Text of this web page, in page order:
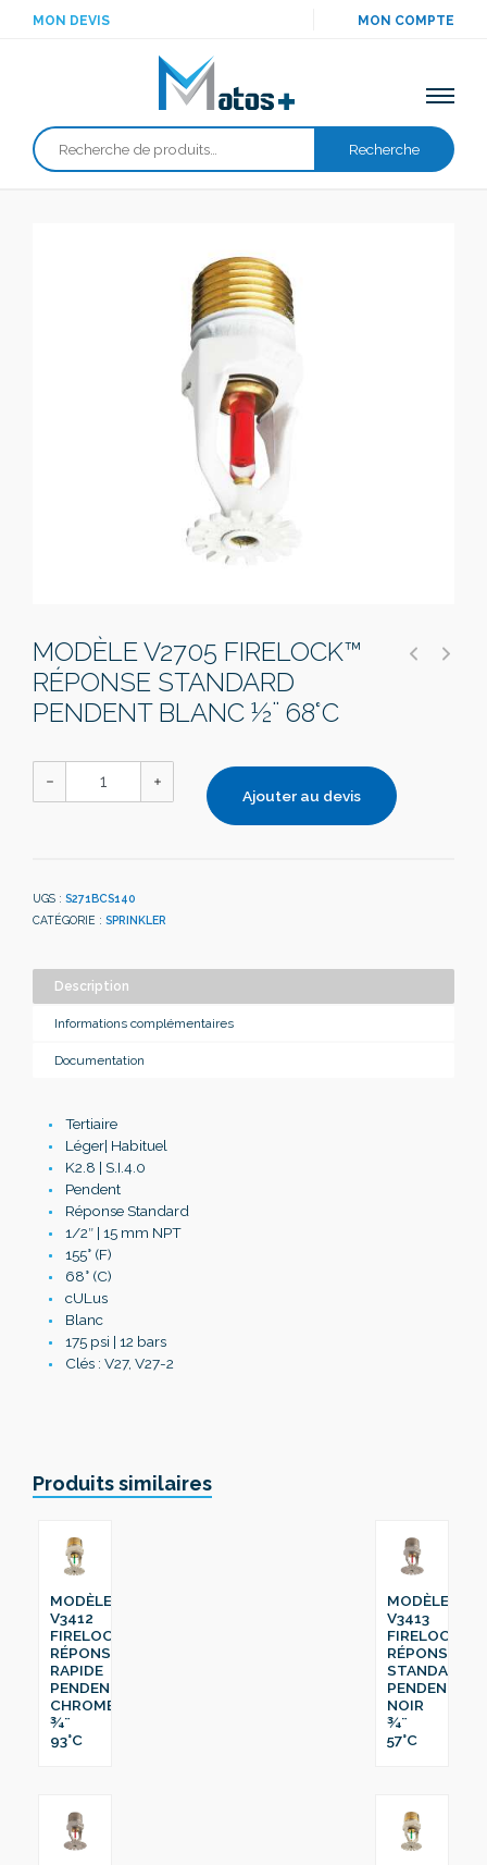
MON DEVIS MON COMPTE
Recherche
Recherche
MODÈLE V2705 FIRELOCK™
RÉPONSE STANDARD
PENDENT BLANC ½¨ 68°C
Ajouter au devis
UGS : S271BCS140
CATÉGORIE : SPRINKLER
Description
Informations complémentaires
Documentation
Tertiaire
Léger| Habituel
K2.8 | S.I.4.0
Pendent
Réponse Standard
1/2″ | 15 mm NPT
155° (F)
68° (C)
cULus
Blanc
175 psi | 12 bars
Clés : V27, V27-2
Produits similaires
MODÈLE
V3412
FIRELOCK™
RÉPONSE
RAPIDE
PENDENT
CHROME
¾¨
93°C
MODÈLE
V3413
FIRELOCK™
RÉPONSE
STANDARD
PENDENT
NOIR
¾¨
57°C